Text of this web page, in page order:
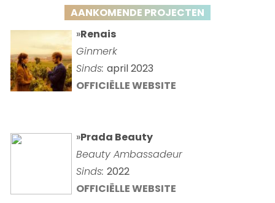
AANKOMENDE PROJECTEN
»Renais
Ginmerk
Sinds: april 2023
OFFICIËLLE WEBSITE
»Prada Beauty
Beauty Ambassadeur
Sinds: 2022
OFFICIËLLE WEBSITE